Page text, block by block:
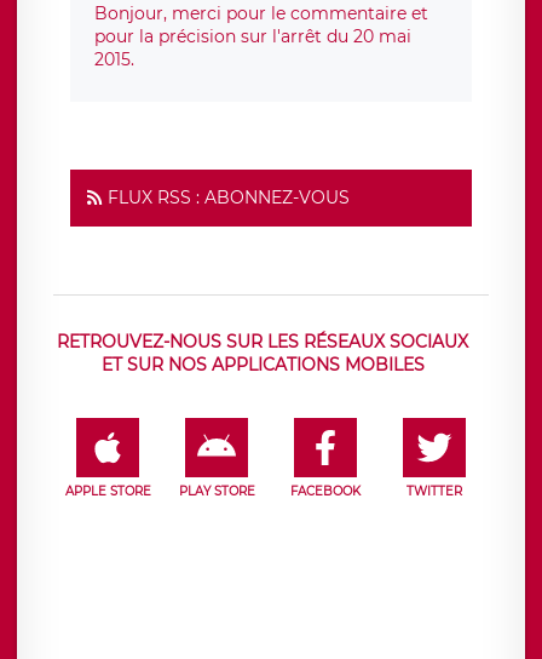
Bonjour, merci pour le commentaire et
pour la précision sur l'arrêt du 20 mai
2015.
FLUX RSS : ABONNEZ-VOUS
RETROUVEZ-NOUS SUR LES RÉSEAUX SOCIAUX
ET SUR NOS APPLICATIONS MOBILES
APPLE STORE PLAY STORE FACEBOOK TWITTER